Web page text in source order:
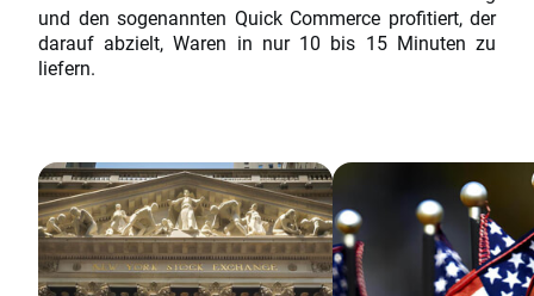
und den sogenannten Quick Commerce profitiert, der
darauf abzielt, Waren in nur 10 bis 15 Minuten zu
liefern.